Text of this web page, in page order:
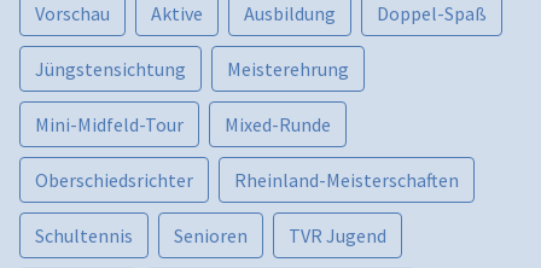
Vorschau Aktive Ausbildung Doppel-Spaß
Jüngstensichtung Meisterehrung
Mini-Midfeld-Tour Mixed-Runde
Oberschiedsrichter Rheinland-Meisterschaften
Schultennis Senioren TVR Jugend